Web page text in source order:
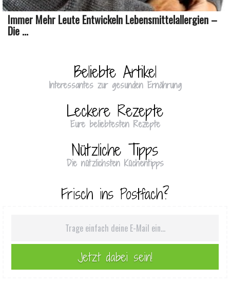
Immer Mehr Leute Entwickeln Lebensmittelallergien –
Die ...
Beliebte Artikel
Interessantes zur gesunden Ernährung
Leckere Rezepte
Eure beliebtesten Rezepte
Nützliche Tipps
Die nützlichsten Küchentipps
Frisch ins Postfach?